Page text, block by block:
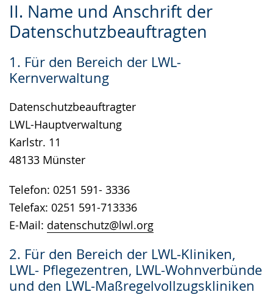
II. Name und Anschrift der
Datenschutzbeauftragten
1. Für den Bereich der LWL-
Kernverwaltung
Datenschutzbeauftragter
LWL-Hauptverwaltung
Karlstr. 11
48133 Münster
Telefon: 0251 591- 3336
Telefax: 0251 591-713336
E-Mail: datenschutz@lwl.org
2. Für den Bereich der LWL-Kliniken,
LWL- Pflegezentren, LWL-Wohnverbünde
und den LWL-Maßregelvollzugskliniken
Leichten
Sprache
Audio-
Unterstützung.
Video
in
Gebärdensprache
wird
angezeigt.